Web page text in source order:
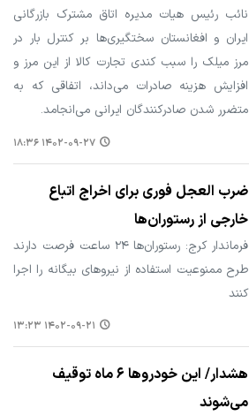
نائب رئیس هیات مدیره اتاق مشترک بازرگانی
ایران و افغانستان سختگیری‌ها بر کنترل بار در
مرز میلک را سبب کندی تجارت کالا از این مرز و
افزایش هزینه صادرات می‌داند، اتفاقی که به
متضرر شدن صادرکنندگان ایرانی می‌انجامد.
۱۴۰۲-۰۹-۲۷ ۱۸:۳۶
ضرب العجل فوری برای اخراج اتباع
خارجی از رستوران‌ها
فرماندار کرج: رستوران‌ها ۲۴ ساعت فرصت دارند
طرح ممنوعیت استفاده از نیروهای بیگانه را اجرا
کنند
۱۴۰۲-۰۹-۲۱ ۱۳:۲۳
هشدار/ این خودروها ۶ ماه توقیف
می‌شوند